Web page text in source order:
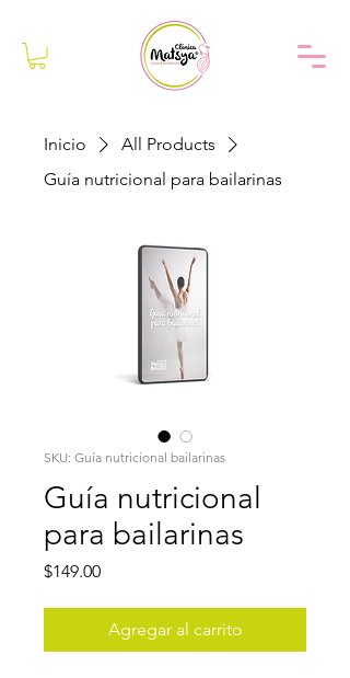
Inicio
All Products
Guía nutricional para bailarinas
SKU: Guía nutricional bailarinas
Guía nutricional
para bailarinas
$149.00Precio
Agregar al carrito